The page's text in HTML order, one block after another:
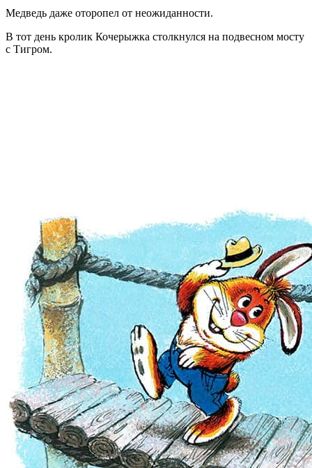
Медведь даже оторопел от неожиданности.
В тот день кролик Кочерыжка столкнулся на подвесном мосту
с Тигром.